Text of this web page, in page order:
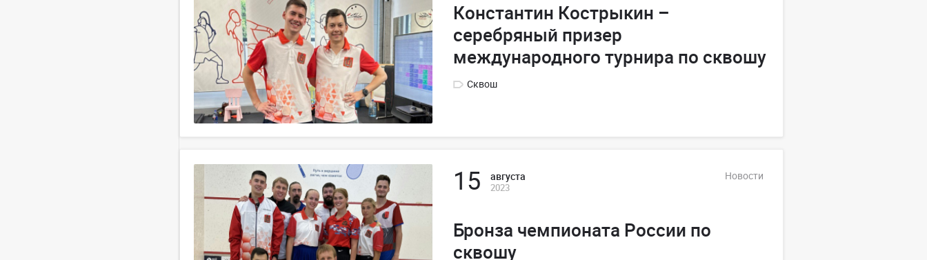
Константин Кострыкин –
серебряный призер
международного турнира по сквошу
Сквош
15 августа
2023
Новости
Бронза чемпионата России по
сквошу